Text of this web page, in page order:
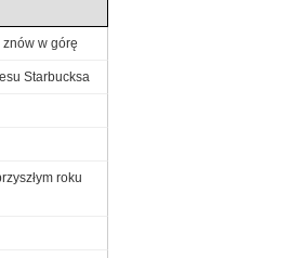
w górę
Starbucksa
roku